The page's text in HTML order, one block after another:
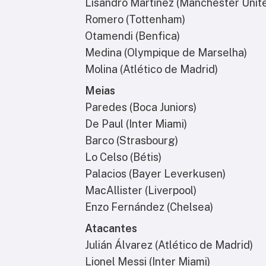
Romero (Tottenham)
Otamendi (Benfica)
Medina (Olympique de Marselha)
Molina (Atlético de Madrid)
Meias
Paredes (Boca Juniors)
De Paul (Inter Miami)
Barco (Strasbourg)
Lo Celso (Bétis)
Palacios (Bayer Leverkusen)
MacAllister (Liverpool)
Enzo Fernández (Chelsea)
Atacantes
Julián Álvarez (Atlético de Madrid)
Lionel Messi (Inter Miami)